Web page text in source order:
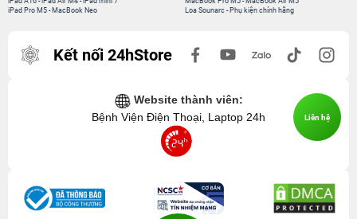
iPad Pro M5 - MacBook Neo
Loa Sounarc- Phụ kiện chính hãng
Kết nối 24hStore
Website thành viên:
Bệnh Viện Điện Thoại, Laptop 24h
Liên hệ